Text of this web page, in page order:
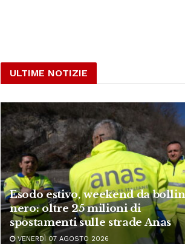
ULTIME NOTIZIE
Esodo estivo, weekend da
nero: oltre 25 milioni di
spostamenti sulle strade Anas
VENERDÌ 07 AGOSTO 2026